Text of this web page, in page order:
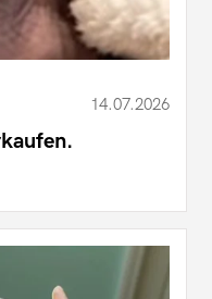
14.07.2026